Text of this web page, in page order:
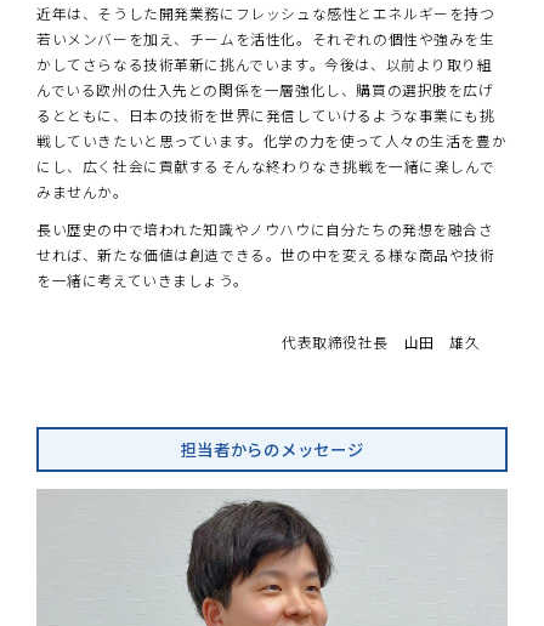
近年は、そうした開発業務にフレッシュな感性とエネルギーを持つ
若いメンバーを加え、チームを活性化。それぞれの個性や強みを生
かしてさらなる技術革新に挑んでいます。今後は、以前より取り組
んでいる欧州の仕入先との関係を一層強化し、購買の選択肢を広げ
るとともに、日本の技術を世界に発信していけるような事業にも挑
戦していきたいと思っています。化学の力を使って人々の生活を豊か
にし、広く社会に貢献する――そんな終わりなき挑戦を一緒に楽しんで
みませんか。
長い歴史の中で培われた知識やノウハウに自分たちの発想を融合さ
せれば、新たな価値は創造できる。世の中を変える様な商品や技術
を一緒に考えていきましょう。
代表取締役社長 山田 雄久
担当者からのメッセージ